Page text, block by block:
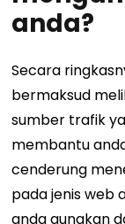
anda?
Secara
bermaksud
sumber trafik
membantu
cenderung
pada jenis web
anda gunakan